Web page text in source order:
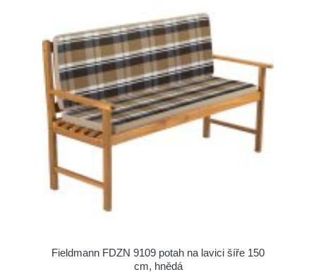
Fieldmann FDZN 9109 potah na lavici šíře 150
cm, hnědá